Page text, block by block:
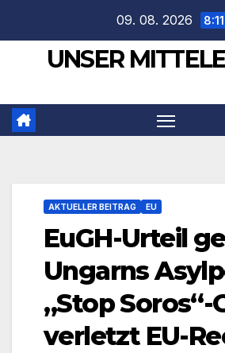
springen
09. 08. 2026 8:11
UNSER
AKTUELLER BEITRAG EU
EuGH-Urteil
Ungarns
„Stop Soros“-
verletzt EU-